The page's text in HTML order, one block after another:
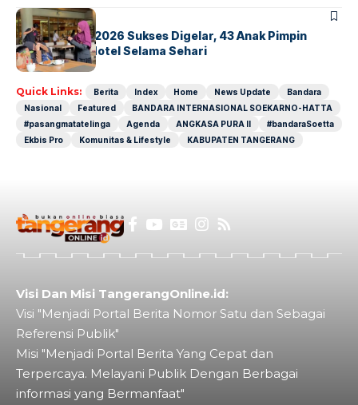
BERITAINDEX
GM For A Day 2026 Sukses Digelar, 43 Anak Pimpin
Operasional Hotel Selama Sehari
Quick Links: Berita Index Home News Update
Bandara
Nasional
Featured
BANDARA INTERNASIONAL SOEKARNO-HATTA
#pasangmatatelinga
Agenda ANGKASA PURA II
#bandaraSoetta
Ekbis Pro
Komunitas & Lifestyle KABUPATEN TANGERANG
Visi Dan Misi TangerangOnline.id:
Visi "Menjadi Portal Berita Nomor Satu dan Sebagai
Referensi Publik"
Misi "Menjadi Portal Berita Yang Cepat dan
Terpercaya. Melayani Publik Dengan Berbagai
informasi yang Bermanfaat"